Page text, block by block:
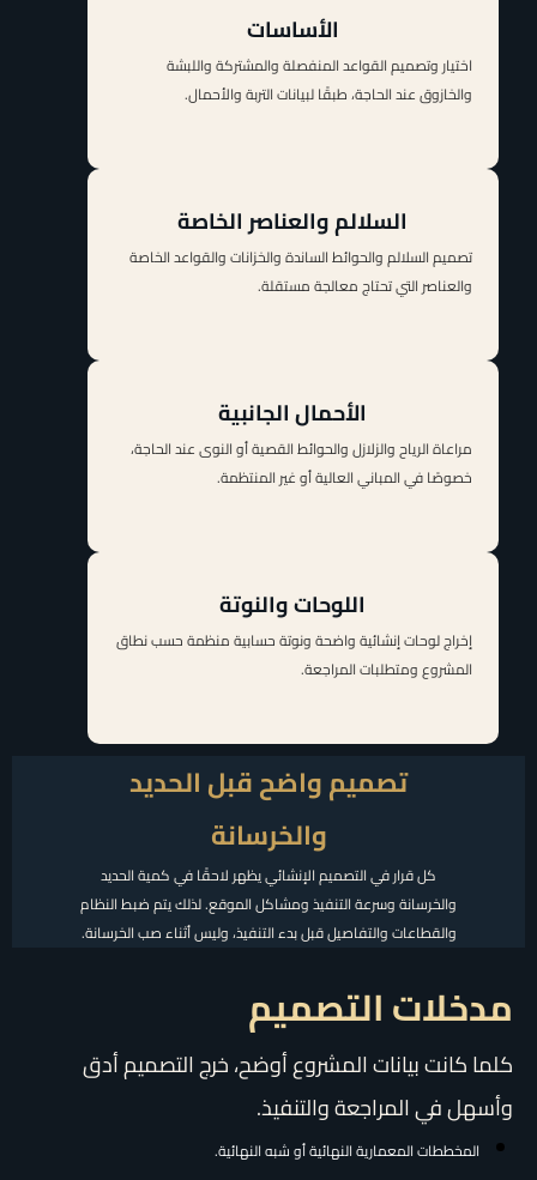
الأساسات
اختيار وتصميم القواعد المنفصلة والمشتركة واللبشة
والخازوق عند الحاجة، طبقًا لبيانات التربة والأحمال.
السلالم والعناصر الخاصة
تصميم السلالم والحوائط الساندة والخزانات والقواعد الخاصة
والعناصر التي تحتاج معالجة مستقلة.
الأحمال الجانبية
مراعاة الرياح والزلازل والحوائط القصية أو النوى عند الحاجة،
خصوصًا في المباني العالية أو غير المنتظمة.
اللوحات والنوتة
إخراج لوحات إنشائية واضحة ونوتة حسابية منظمة حسب نطاق
المشروع ومتطلبات المراجعة.
تصميم واضح قبل الحديد
والخرسانة
كل قرار في التصميم الإنشائي يظهر لاحقًا في كمية الحديد
والخرسانة وسرعة التنفيذ ومشاكل الموقع. لذلك يتم ضبط النظام
والقطاعات والتفاصيل قبل بدء التنفيذ، وليس أثناء صب الخرسانة.
مدخلات التصميم
كلما كانت بيانات المشروع أوضح، خرج التصميم أدق
وأسهل في المراجعة والتنفيذ.
المخططات المعمارية النهائية أو شبه النهائية.